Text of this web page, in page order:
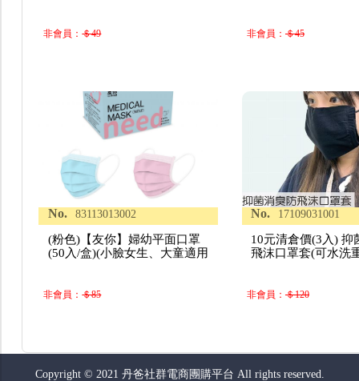
非會員：＄49 非會員： ＄45
No. 83113013002
(粉色)【友你】婦幼平面口罩
(50入/盒)(小臉女生、大童適用
非會員：＄85
No. 17109031001
10元清倉價(3入) 抑
飛沫口罩套(可水洗
非會員： ＄120
Copyright © 2021 丹爸社群電商團購平台 All rights reserved.